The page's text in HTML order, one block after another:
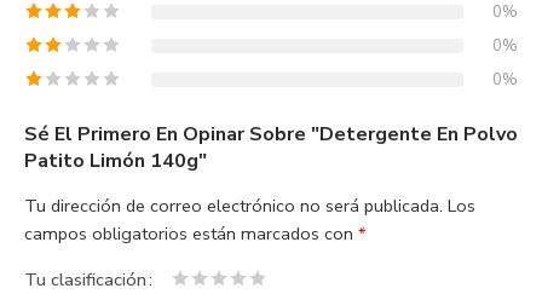
0%
0%
0%
Sé El Primero En Opinar Sobre "Detergente En Polvo
Patito Limón 140g"
Tu dirección de correo electrónico no será publicada. Los
campos obligatorios están marcados con *
Tu clasificación